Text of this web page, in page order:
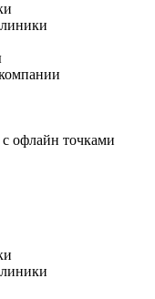
офлайн точками